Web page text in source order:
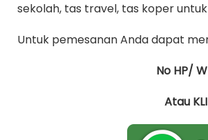
sekolah, tas travel, tas koper
Untuk pemesanan Anda dapat
No HP/
Atau